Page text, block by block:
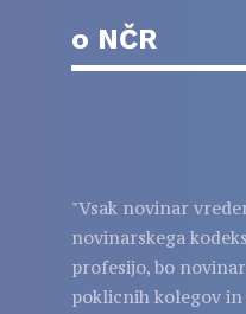
o NČR
"Vsak novinar
novinarskega
profesijo, bo
poklicnih kolegov